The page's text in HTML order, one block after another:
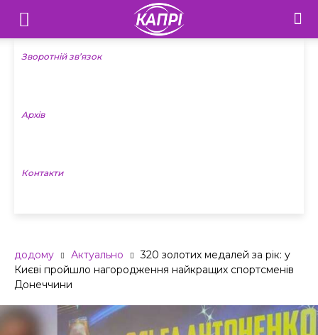
Телебачення
«Капрі»
Новини
Зворотній зв’язок
Архів
Контакти
додому Актуально
320 золотих медалей за рік: у
Києві пройшло нагородження найкращих спортсменів
Донеччини